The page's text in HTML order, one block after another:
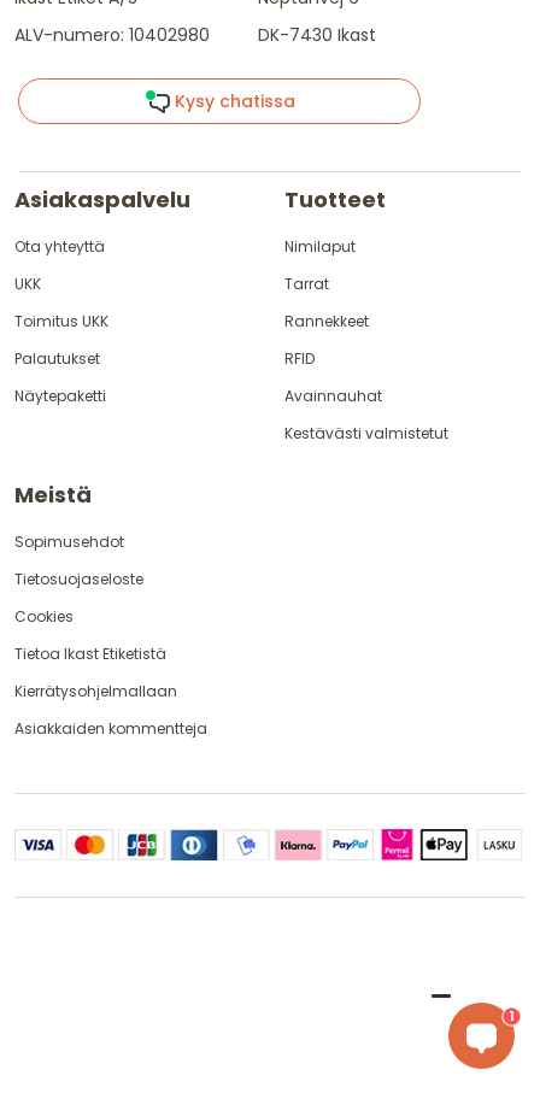
ALV-numero: 10402980
DK-7430 Ikast
Kysy chatissa
Asiakaspalvelu
Ota yhteyttä
UKK
Toimitus UKK
Palautukset
Näytepaketti
Tuotteet
Nimilaput
Tarrat
Rannekkeet
RFID
Avainnauhat
Kestävästi valmistetut
Meistä
Sopimusehdot
Tietosuojaseloste
Cookies
Tietoa Ikast Etiketistä
Kierrätysohjelmallaan
Asiakkaiden kommentteja
1